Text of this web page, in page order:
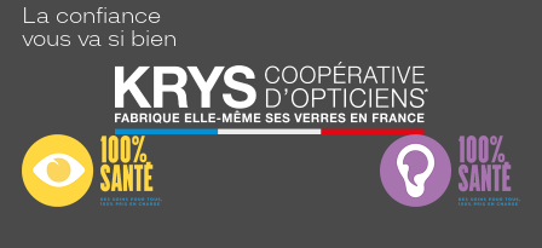
La confiance
vous va si bien